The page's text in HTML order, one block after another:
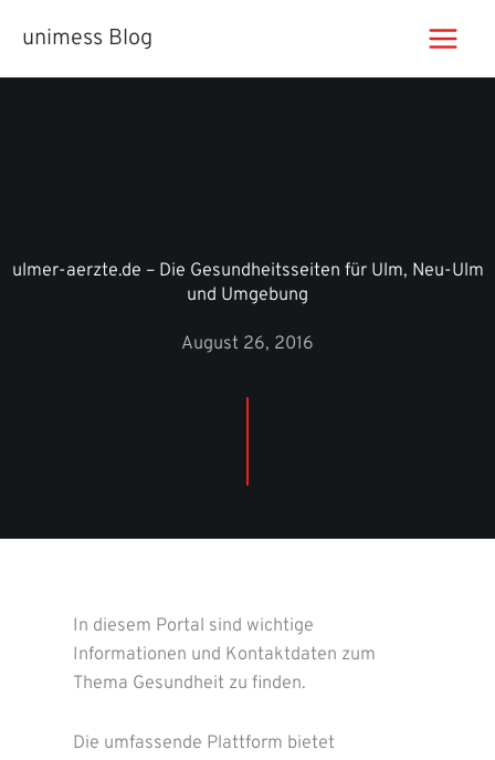
Inhaltunimess Blog
ulmer-aerzte.de – Die Gesundheitsseiten für Ulm, Neu-Ulm
und Umgebung
August 26, 2016
In diesem Portal sind wichtige
Informationen und Kontaktdaten zum
Thema Gesundheit zu finden.
Die umfassende Plattform bietet